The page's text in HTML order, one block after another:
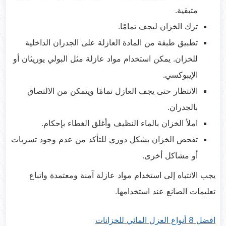
متبقية.
ترك الخزان ليجف تمامًا.
تطبيق طبقة من المادة العازلة على الجدران الداخلية
للخزان. يمكن استخدام مواد عازلة مثل البولي يوريثان أو
الإيبوكسي.
الانتظار حتى يجف العازل تمامًا ويتمكن من الالتصاق
بالجدران.
املأ الخزان بالماء النظيف وأغلق الغطاء بإحكام.
تفحص الخزان بشكل دوري للتأكد من عدم وجود تسربات
أو مشاكل أخرى.
يجب الانتباه إلى استخدام مواد عازلة آمنة ومعتمدة واتباع
تعليمات الصانع عند استخدامها.
افضل 8 أنواع العزل المائي للخزانات